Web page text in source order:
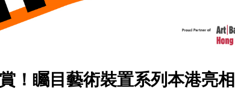
齊聚深圳，共奏客家文化傳承新篇章
！矚目藝術裝置系列本港亮相